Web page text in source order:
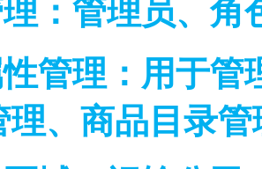
理：管理员、
管理：用于
理、商品目录